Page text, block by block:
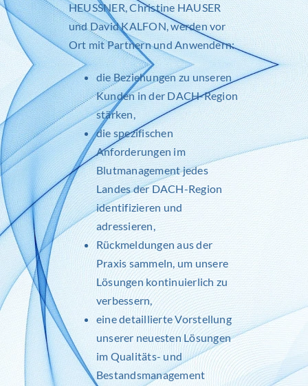
HEUSSNER,Christine HAUSER
undDavid KALFON, werden vor
Ort mit Partnern und Anwendern:
die Beziehungen zu unseren
Kunden in der DACH-Region
stärken,
die spezifischen
Anforderungen im
Blutmanagement jedes
Landes der DACH-Region
identifizieren und
adressieren,
Rückmeldungen aus der
Praxis sammeln, um unsere
Lösungen kontinuierlich zu
verbessern,
eine detaillierte Vorstellung
unserer neuesten Lösungen
im Qualitäts- und
Bestandsmanagement